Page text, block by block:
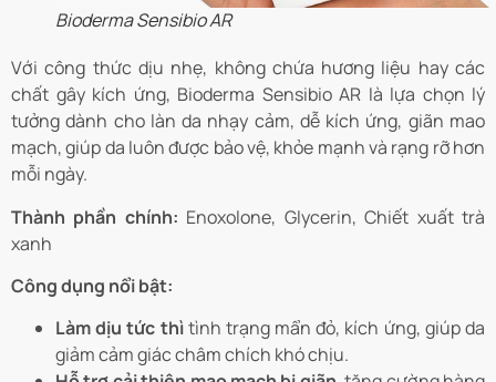
Bioderma Sensibio AR
Với công thức dịu nhẹ, không chứa hương liệu hay các
chất gây kích ứng, Bioderma Sensibio AR là lựa chọn lý
tưởng dành cho làn da nhạy cảm, dễ kích ứng, giãn mao
mạch, giúp da luôn được bảo vệ, khỏe mạnh và rạng rỡ hơn
mỗi ngày.
Thành phần chính: Enoxolone, Glycerin, Chiết xuất trà
xanh
Công dụng nổi bật:
Làm dịu tức thìtình trạng mẩn đỏ, kích ứng, giúp da
giảm cảm giác châm chích khó chịu.